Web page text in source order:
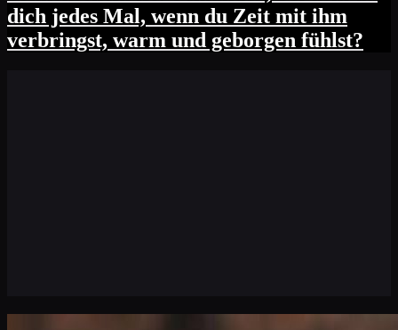
dich jedes Mal, wenn du Zeit mit ihm
verbringst, warm und geborgen fühlst?